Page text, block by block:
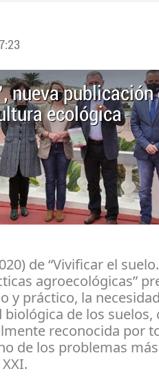
nueva publicación
ecológica
de “Vivificar el suelo.
agroecológicas”
y práctico, la
de los suelos,
reconocida por
de los problemas más